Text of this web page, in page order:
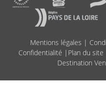
Mentions légales |
Confidentialité | Plan du site
Destination